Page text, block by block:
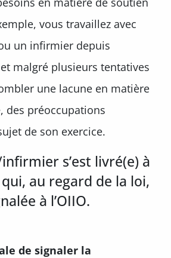
vous travaillez avec
un infirmier depuis
malgré plusieurs tentatives
une lacune en matière
des préoccupations
de son exercice.
s’est livré(e) à
au regard de la loi,
à l’OIIO.
de signaler la